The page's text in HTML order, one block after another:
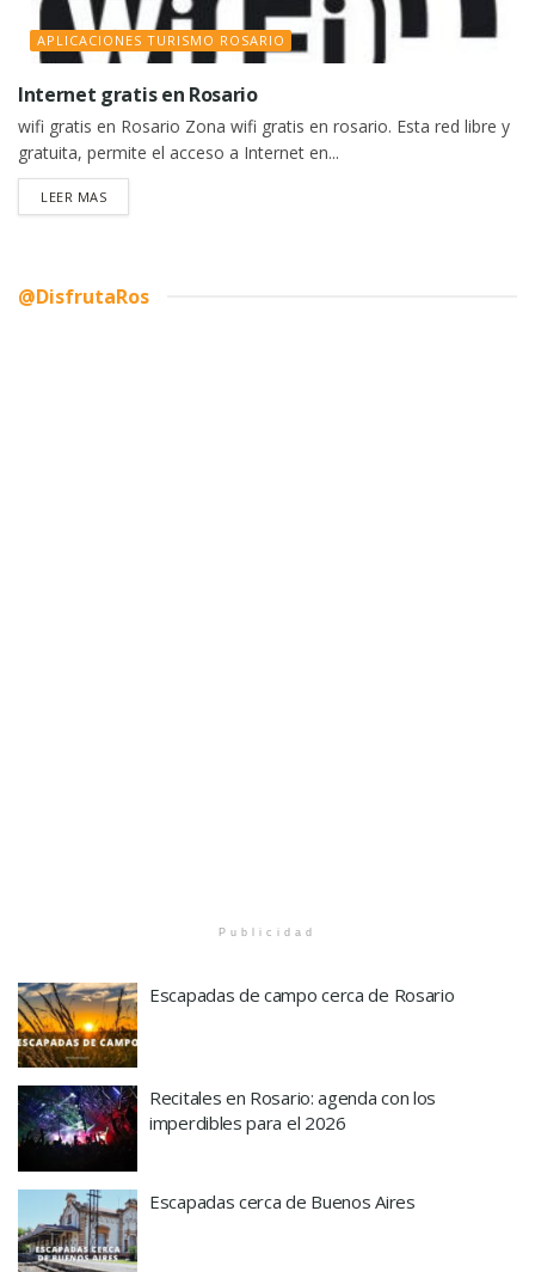
APLICACIONES TURISMO ROSARIO
Internet gratis en Rosario
wifi gratis en Rosario Zona wifi gratis en rosario. Esta red libre y
gratuita, permite el acceso a Internet en...
LEER MASDETAILS
@DisfrutaRos
Publicidad
Escapadas de campo cerca de Rosario
Recitales en Rosario: agenda con los
imperdibles para el 2026
Escapadas cerca de Buenos Aires